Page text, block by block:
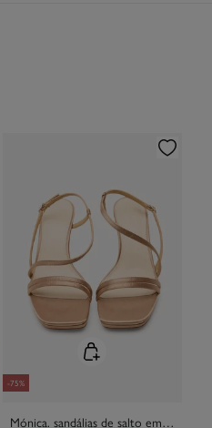
-75%
Mónica. sandálias de salto em cetim